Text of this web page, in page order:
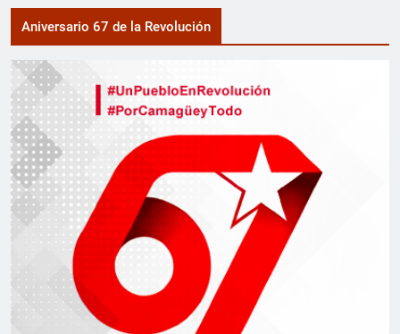
Aniversario 67 de la Revolución